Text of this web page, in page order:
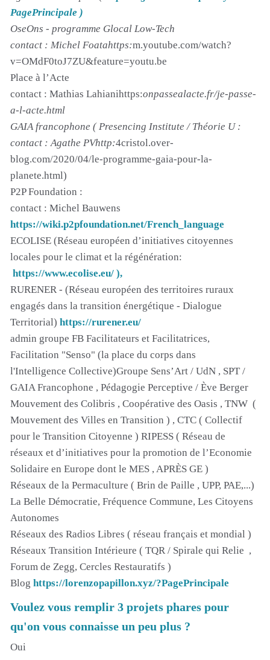
PagePrincipale )
OseOns - programme Glocal Low-Tech
contact : Michel Foatahttps:m.youtube.com/watch?
v=OMdF0toJ7ZU&feature=youtu.be
Place à l’Acte
contact : Mathias Lahianihttps:onpassealacte.fr/je-passe-
a-l-acte.html
GAIA francophone ( Presencing Institute / Théorie U :
contact : Agathe PVhttp:4cristol.over-
blog.com/2020/04/le-programme-gaia-pour-la-
planete.html)
P2P Foundation :
contact : Michel Bauwens
https://wiki.p2pfoundation.net/French_language
ECOLISE (Réseau européen d’initiatives citoyennes
locales pour le climat et la régénération:
https://www.ecolise.eu/ ),
RURENER - (Réseau européen des territoires ruraux
engagés dans la transition énergétique - Dialogue
Territorial) https://rurener.eu/
admin groupe FB Facilitateurs et Facilitatrices,
Facilitation "Senso" (la place du corps dans
l'Intelligence Collective)Groupe Sens’Art / UdN , SPT /
GAIA Francophone , Pédagogie Perceptive / Ève Berger
Mouvement des Colibris , Coopérative des Oasis , TNW (
Mouvement des Villes en Transition ) , CTC ( Collectif
pour le Transition Citoyenne ) RIPESS ( Réseau de
réseaux et d’initiatives pour la promotion de l’Economie
Solidaire en Europe dont le MES , APRÈS GE )
Réseaux de la Permaculture ( Brin de Paille , UPP, PAE,...)
La Belle Démocratie, Fréquence Commune, Les Citoyens
Autonomes
Réseaux des Radios Libres ( réseau français et mondial )
Réseaux Transition Intérieure ( TQR / Spirale qui Relie ,
Forum de Zegg, Cercles Restauratifs )
Blog https://lorenzopapillon.xyz/?PagePrincipale
Voulez vous remplir 3 projets phares pour
qu'on vous connaisse un peu plus ?
Oui